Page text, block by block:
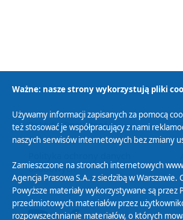
Polityka Prywatności
osobowych
Ważne: nasze strony wykorzystują pliki
Używamy informacji zapisanych za pomocą
też stosować je współpracujący z nami
naszych serwisów internetowych bez zmiany
Zamieszczone na stronach internetowych
Agencja Prasowa S.A. z siedzibą w
Powyższe materiały wykorzystywane są
przedmiotowych materiałów przez
rozpowszechnianie materiałów, o których